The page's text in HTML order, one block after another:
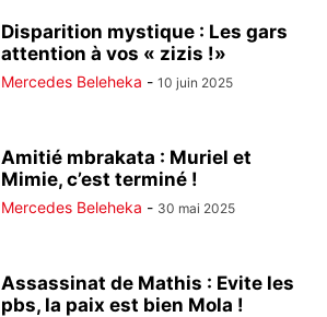
Disparition mystique : Les gars
attention à vos « zizis !»
Mercedes Beleheka - 10 juin 2025
Amitié mbrakata : Muriel et
Mimie, c’est terminé !
Mercedes Beleheka - 30 mai 2025
Assassinat de Mathis : Evite les
pbs, la paix est bien Mola !